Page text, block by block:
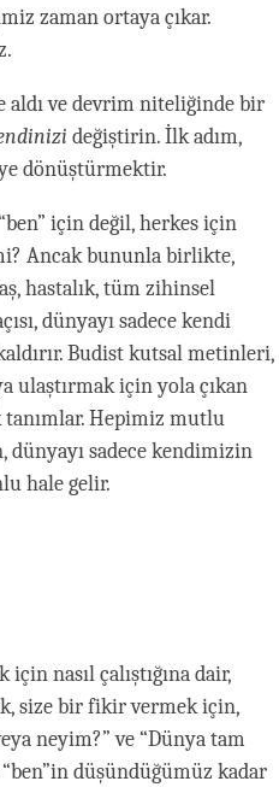
zaman ortaya çıkar.
aldı ve devrim niteliğinde bir
değiştirin. İlk adım,
dönüştürmektir.
için değil, herkes için
Ancak bununla birlikte,
hastalık, tüm zihinsel
dünyayı sadece kendi
Budist kutsal metinleri,
ulaştırmak için yola çıkan
Hepimiz mutlu
sadece kendimizin
hale gelir.
nasıl çalıştığına dair,
size bir fikir vermek için,
neyim?” ve “Dünya tam
düşündüğümüz kadar